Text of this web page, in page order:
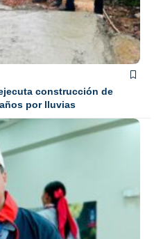
construcción de
por lluvias